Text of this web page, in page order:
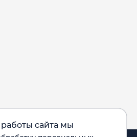
сайта мы